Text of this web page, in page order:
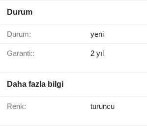
Durum
Durum: yeni
Garanti:: 2 yıl
Daha fazla bilgi
Renk: turuncu